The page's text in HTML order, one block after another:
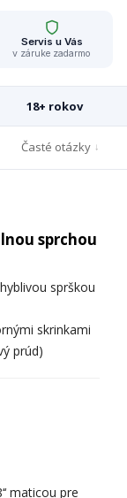
Servis u Vás
v záruke zadarmo
18+ rokov
Časté otázky
sprchou
sprškou
skrinkami
prúd)
maticou pre